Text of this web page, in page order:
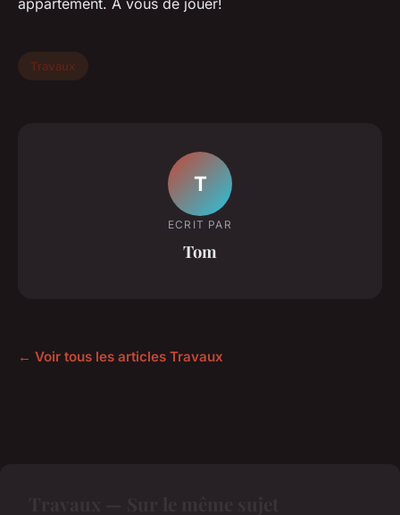
appartement. A vous de jouer!
Travaux
T
ECRIT PAR
Tom
← Voir tous les articles Travaux